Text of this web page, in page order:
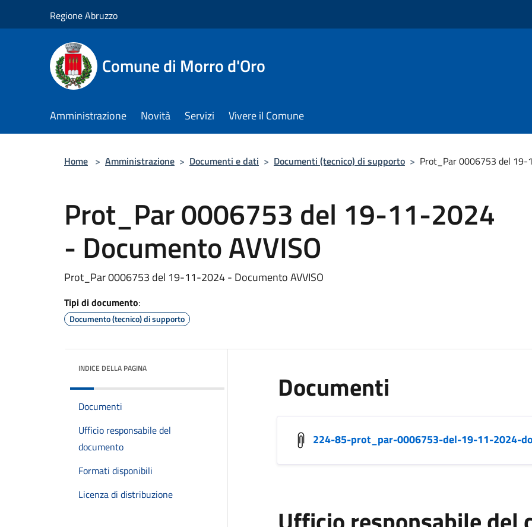
Regione Abruzzo
Comune di Morro d'Oro
Amministrazione Novità Servizi Vivere il Comune
Home > Amministrazione > Documenti e dati > Documenti (tecnico) di supporto > Prot_Par 0006753 del 19-
Prot_Par 0006753 del 19-11-2024
- Documento AVVISO
Prot_Par 0006753 del 19-11-2024 - Documento AVVISO
Tipi di documento:
Documento (tecnico) di supporto
INDICE DELLA PAGINA
Documenti
Ufficio responsabile del
documento
Formati disponibili
Licenza di distribuzione
Documenti
224-85-prot_par-0006753-del-19-11-2024-